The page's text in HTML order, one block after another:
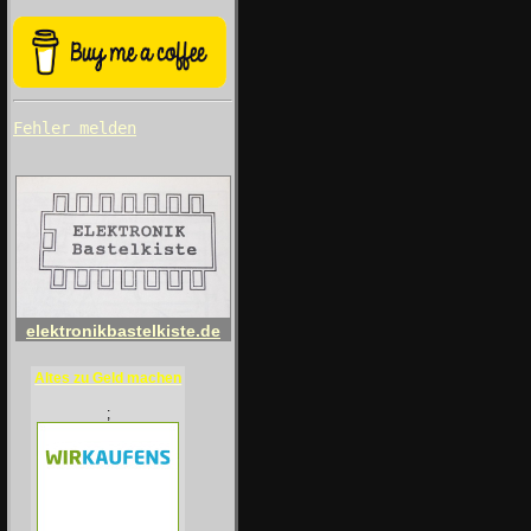
Fehler melden
elektronikbastelkiste.de
Altes zu Geld machen
;